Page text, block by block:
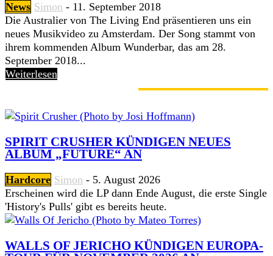
News Simon - 11. September 2018
Die Australier von The Living End präsentieren uns ein
neues Musikvideo zu Amsterdam. Der Song stammt von
ihrem kommenden Album Wunderbar, das am 28.
September 2018...
Weiterlesen
SPIRIT CRUSHER KÜNDIGEN NEUES
ALBUM „FUTURE“ AN
Hardcore Simon - 5. August 2026
Erscheinen wird die LP dann Ende August, die erste Single
'History's Pulls' gibt es bereits heute.
WALLS OF JERICHO KÜNDIGEN EUROPA-